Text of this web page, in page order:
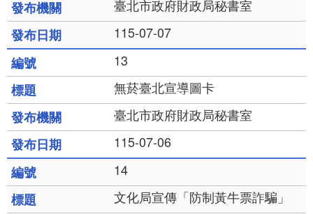
臺北市政府財政局秘書室
115-07-07
13
無菸臺北宣導圖卡
臺北市政府財政局秘書室
115-07-06
14
文化局宣傳「防制黃牛票詐騙」